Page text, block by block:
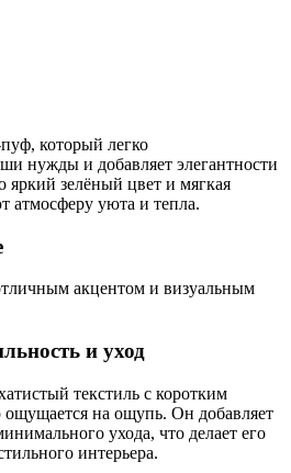
который легко
нужды и добавляет элегантности
яркий зелёный цвет и мягкая
атмосферу уюта и тепла.
акцентом и визуальным
и уход
текстиль с коротким
на ощупь. Он добавляет
ухода, что делает его
интерьера.